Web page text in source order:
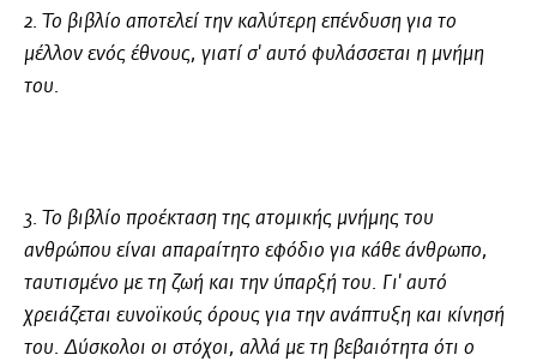
2. Το βιβλίο αποτελεί την καλύτερη επένδυση για το
μέλλον ενός έθνους, γιατί σ' αυτό φυλάσσεται η μνήμη
του.
3. Το βιβλίο προέκταση της ατομικής μνήμης του
ανθρώπου είναι απαραίτητο εφόδιο για κάθε άνθρωπο,
ταυτισμένο με τη ζωή και την ύπαρξή του. Γι' αυτό
χρειάζεται ευνοϊκούς όρους για την ανάπτυξη και κίνησή
του. Δύσκολοι οι στόχοι, αλλά με τη βεβαιότητα ότι ο